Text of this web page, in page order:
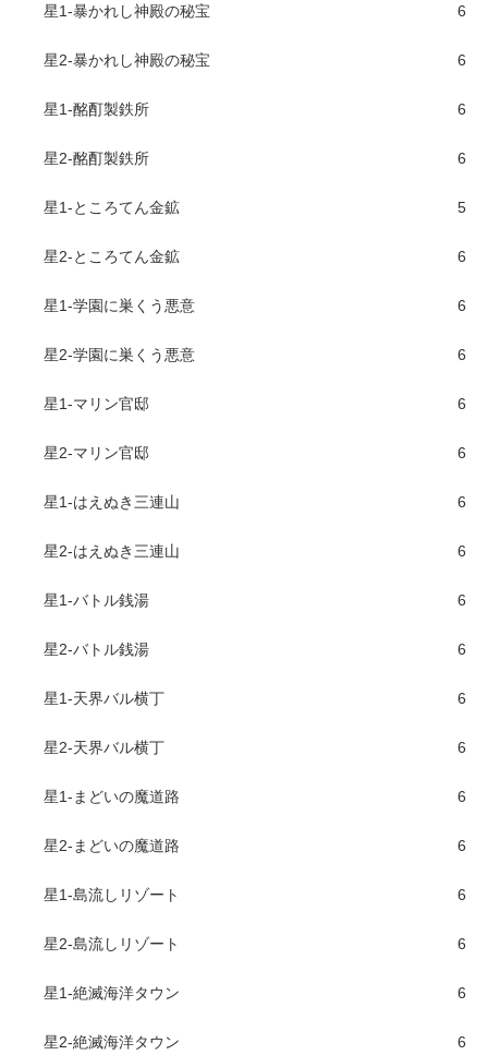
星1-暴かれし神殿の秘宝 6
星2-暴かれし神殿の秘宝 6
星1-酩酊製鉄所 6
星2-酩酊製鉄所 6
星1-ところてん金鉱 5
星2-ところてん金鉱 6
星1-学園に巣くう悪意 6
星2-学園に巣くう悪意 6
星1-マリン官邸 6
星2-マリン官邸 6
星1-はえぬき三連山 6
星2-はえぬき三連山 6
星1-バトル銭湯 6
星2-バトル銭湯 6
星1-天界バル横丁 6
星2-天界バル横丁 6
星1-まどいの魔道路 6
星2-まどいの魔道路 6
星1-島流しリゾート 6
星2-島流しリゾート 6
星1-絶滅海洋タウン 6
星2-絶滅海洋タウン 6